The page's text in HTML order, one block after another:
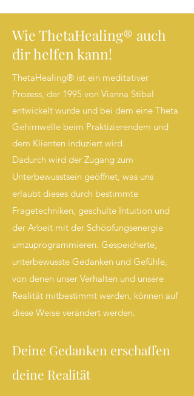
Wie ThetaHealing® auch
dir helfen kann!
ThetaHealing® ist ein meditativer
Prozess, der 1995 von Vianna Stibal
entwickelt wurde und bei dem eine Theta
Gehirnwelle beim Praktizierendem und
dem Klienten induziert wird.
Dadurch wird der Zugang zum
Unterbewusstsein geöffnet, was uns
erlaubt dieses durch bestimmte
Fragetechniken, geschulte Intuition und
der Arbeit mit der Schöpfungsenergie
umzuprogrammieren. Gespeicherte,
unterbewusste Gedanken und Gefühle,
von denen unser Verhalten und unsere
Realität mitbestimmt werden, können auf
diese Weise verändert werden.
Deine Gedanken erschaffen
deine Realität